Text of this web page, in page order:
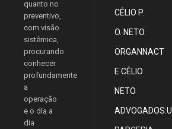
quanto no
preventivo,
com visão
sistêmica,
procurando
conhecer
profundamente
a
operação
e o dia a
dia
CÉLIO P.
O. NETO.
ORGANNACT
E CÉLIO
NETO